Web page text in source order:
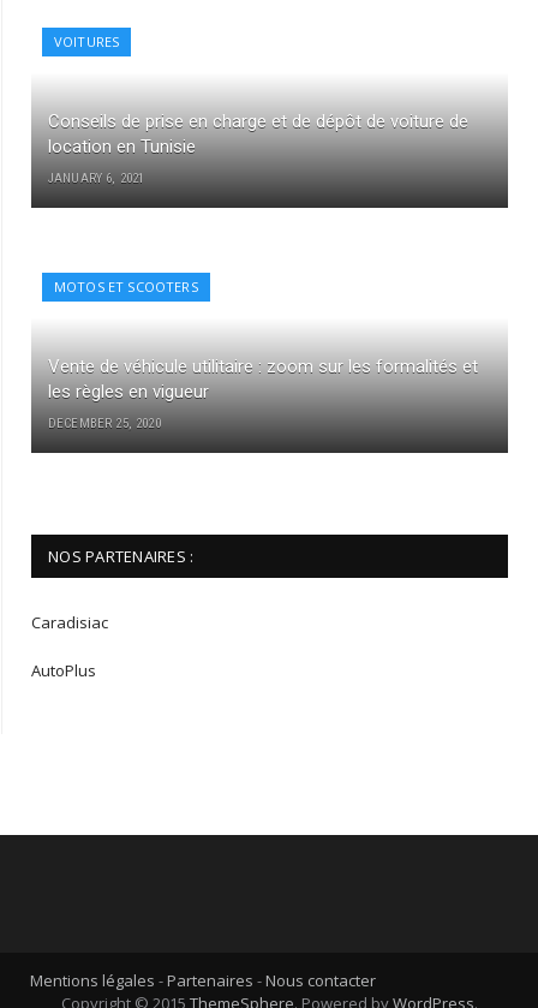
VOITURES
Conseils de prise en charge et de dépôt de voiture de
location en Tunisie
JANUARY 6, 2021
MOTOS ET SCOOTERS
Vente de véhicule utilitaire : zoom sur les formalités et
les règles en vigueur
DECEMBER 25, 2020
NOS PARTENAIRES :
Caradisiac
AutoPlus
Mentions légales - Partenaires - Nous contacter
Copyright © 2015 ThemeSphere. Powered byWordPress.